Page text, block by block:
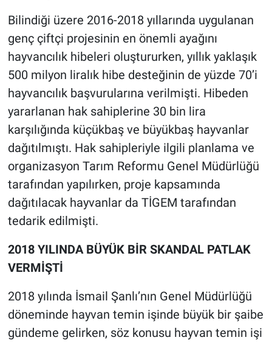
Bilindiği üzere 2016-2018 yıllarında uygulanan
genç çiftçi projesinin en önemli ayağını
hayvancılık hibeleri oluştururken, yıllık yaklaşık
500 milyon liralık hibe desteğinin de yüzde 70’i
hayvancılık başvurularına verilmişti. Hibeden
yararlanan hak sahiplerine 30 bin lira
karşılığında küçükbaş ve büyükbaş hayvanlar
dağıtılmıştı. Hak sahipleriyle ilgili planlama ve
organizasyon Tarım Reformu Genel Müdürlüğü
tarafından yapılırken, proje kapsamında
dağıtılacak hayvanlar da TİGEM tarafından
tedarik edilmişti.
2018 YILINDA BÜYÜK BİR SKANDAL PATLAK
VERMİŞTİ
2018 yılında İsmail Şanlı’nın Genel Müdürlüğü
döneminde hayvan temin işinde büyük bir şaibe
gündeme gelirken, söz konusu hayvan temin işi